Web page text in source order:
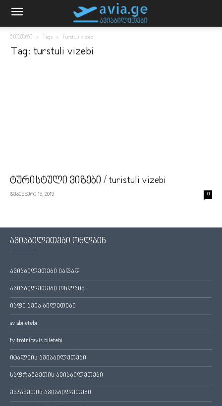
მთავარი Tags Turstuli vizebi
Tag: turstuli vizebi
ტურისტული ვიზები / turistuli vizebi
დეკემბერი 15, 2019 0
ავიაბილეთები ონლაინ
ავიაბილეთები იაფად
ავიაბილეთები ონლაინ
იაფი ავია ბილეთები
aviabiletebi
tvitmfrinavis biletebi
იტალიის ავიაბილეთები
საფრანგეთის ავიაბილეთები
ესპანეთის ავიაბილეთები